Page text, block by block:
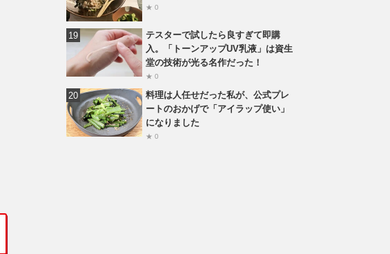
★ 0
テスターで試したら良すぎて即購
入。「トーンアップUV乳液」は資生
堂の技術が光る名作だった！
★ 0
料理は人任せだった私が、公式プレ
ートのおかげで「アイラップ使い」
になりました
★ 0